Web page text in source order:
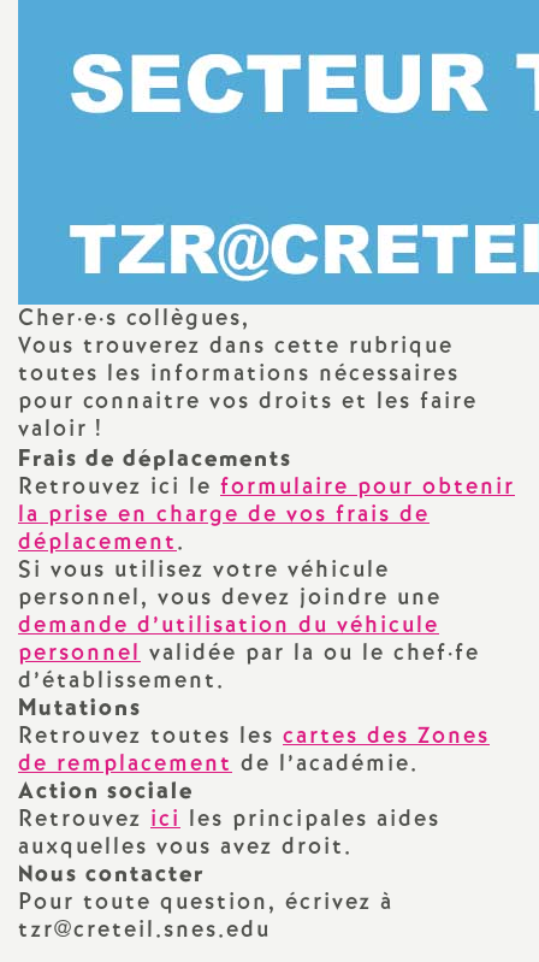
s
E
s
e
i
n
e
m
e
n
t
d
Cher·e·s collègues,
Vous trouverez dans cette rubrique
toutes les informations nécessaires
pour connaitre vos droits et les faire
valoir !
Frais de déplacements
Retrouvez ici le formulaire pour obtenir
la prise en charge de vos frais de
déplacement.
Si vous utilisez votre véhicule
personnel, vous devez joindre une
demande d’utilisation du véhicule
personnel validée par la ou le chef·fe
d’établissement.
Mutations
Retrouvez toutes les cartes des Zones
de remplacement de l’académie.
Action sociale
Retrouvez ici les principales aides
auxquelles vous avez droit.
Nous contacter
Pour toute question, écrivez à
tzr@creteil.snes.edu